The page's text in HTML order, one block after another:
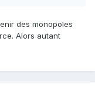
des monopoles
Alors autant